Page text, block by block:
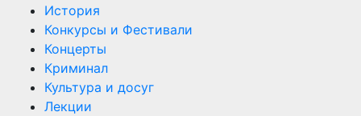
История
Конкурсы и Фестивали
Концерты
Криминал
Культура и досуг
Лекции